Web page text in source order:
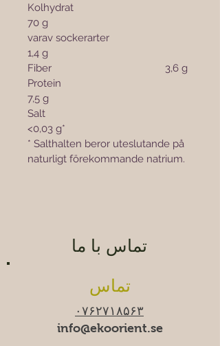
Kolhydrat
70 g
varav sockerarter
1,4 g
Fiber					3,6 g
Protein
7,5 g
Salt
<0,03 g*
* Salthalten beror uteslutande på
naturligt förekommande natrium.
تماس با ما
تماس
۰۷۶۲۷۱۸۵۶۳
info@ekoorient.se​​